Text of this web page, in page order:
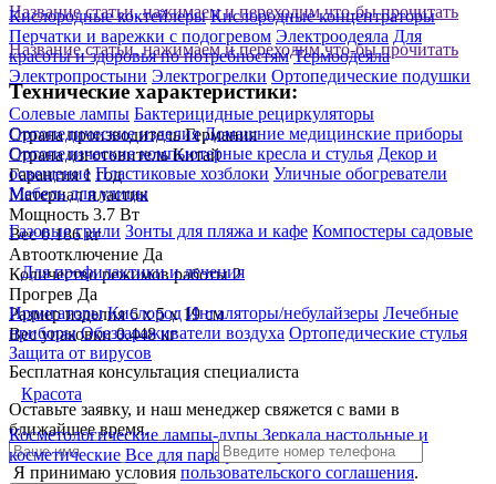
Кислородные коктейлеры Кислородные концентраторы
Перчатки и варежки с подогревом Электроодеяла Для
красоты и здоровья по потребностям Термоодеяла
Электропростыни Электрогрелки Ортопедические подушки
Солевые лампы Бактерицидные рециркуляторы
Ортопедические изделия Домашние медицинские приборы
Ортопедические компьютерные кресла и стулья Декор и
освещение Пластиковые хозблоки Уличные обогреватели
Мебель для улицы
Газовые грили Зонты для пляжа и кафе Компостеры садовые
Для профилактики и лечения
Ирригаторы Кислород Ингаляторы/небулайзеры Лечебные
приборы Обеззараживатели воздуха Ортопедические стулья
Защита от вирусов
Красота
Косметологические лампы-лупы Зеркала настольные и
косметические Все для парафинотерапии
Название статьи, нажимаем и переходим что-бы прочитать
Название статьи, нажимаем и переходим что-бы прочитать
Технические характеристики:
Страна производитель Германия
Страна изготовитель Китай
Гарантия 1 год
Материал пластик
Мощность 3.7 Вт
Вес 0.186 кг
Автоотключение Да
Количество режимов работы 2
Прогрев Да
Размер изделия 6 х 5 х 19 см
Вес упаковки 0.448 кг
Бесплатная консультация специалиста
Оставьте заявку, и наш менеджер свяжется с вами в
ближайшее время.
Я принимаю условия пользовательского соглашения.